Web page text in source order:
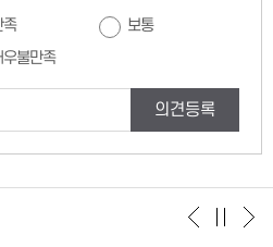
족
보통
우불만족
의견등록